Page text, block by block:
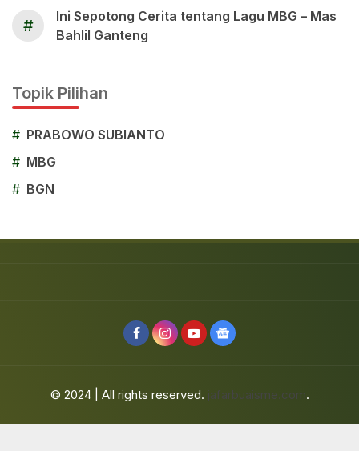
#
Ini Sepotong Cerita tentang Lagu MBG – Mas
Bahlil Ganteng
Topik Pilihan
# PRABOWO SUBIANTO
# MBG
# BGN
© 2024 | All rights reserved. jafarbuaisme.com.